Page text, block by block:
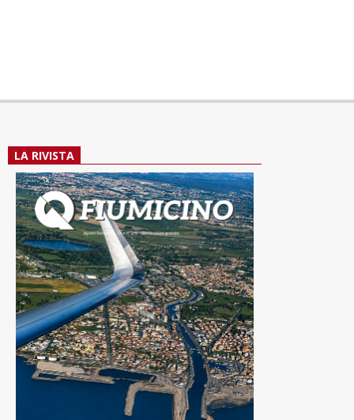
LA RIVISTA